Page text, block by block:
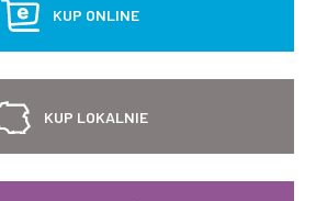
KUP ONLINE
KUP LOKALNIE